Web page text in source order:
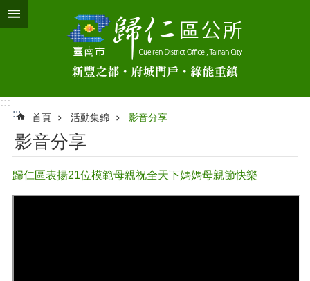
跳到主要內容區塊
:::
:::
首頁 活動集錦 影音分享
影音分享
歸仁區表揚21位模範母親祝全天下媽媽母親節快樂